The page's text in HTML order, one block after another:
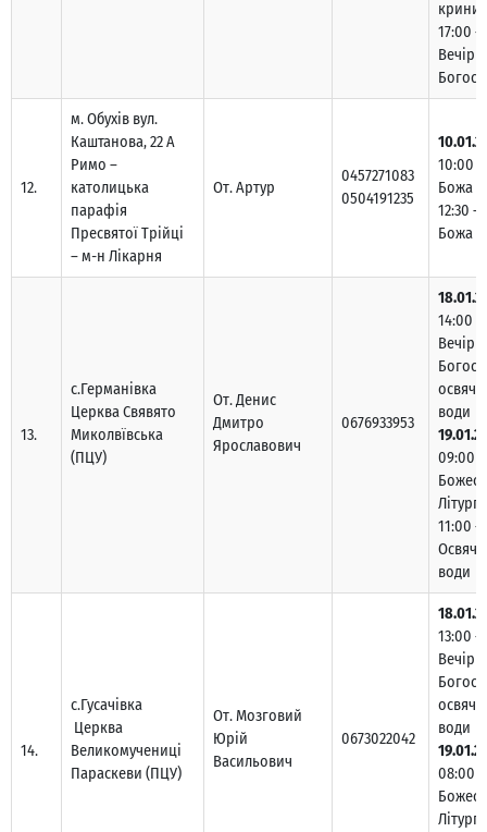
17:00 –
12.
м. Обухів вул.
Каштанова, 22 А
Римо –
католицька
парафія
Пресвятої Трійці
– м-н Лікарня
От. Артур
0457271083
0504191235
10:00
Божа
12:30 –
Божа
13.
с.Германівка
Церква Свявято
Миколвївська
(ПЦУ)
От. Денис
Дмитро
Ярославович
0676933953
14:00 –
води
09:00 –
11:00 –
води
14.
с.Гусачівка
Церква
Великомучениці
Параскеви (ПЦУ)
От. Мозговий
Юрій
Васильович
0673022042
13:00 –
води
08:00 –